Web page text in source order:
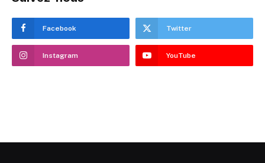
Facebook Twitter
Instagram YouTube